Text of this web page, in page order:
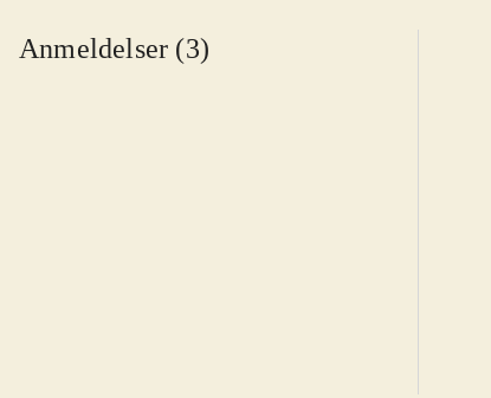
Anmeldelser (3)